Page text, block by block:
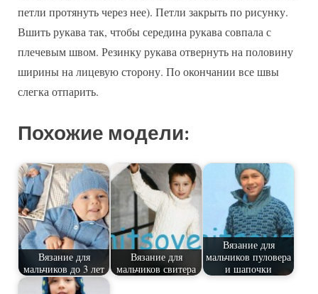
петли протянуть через нее). Петли закрыть по рисунку.
Вшить рукава так, чтобы середина рукава совпала с
плечевым швом. Резинку рукава отвернуть на половину
ширины на лицевую сторону. По окончании все швы
слегка отпарить.
Похожие модели:
Вязание для
мальчиков до 3 лет
Вязание для
мальчиков свитера
Вязание для
мальчиков пуловера
и шапочки